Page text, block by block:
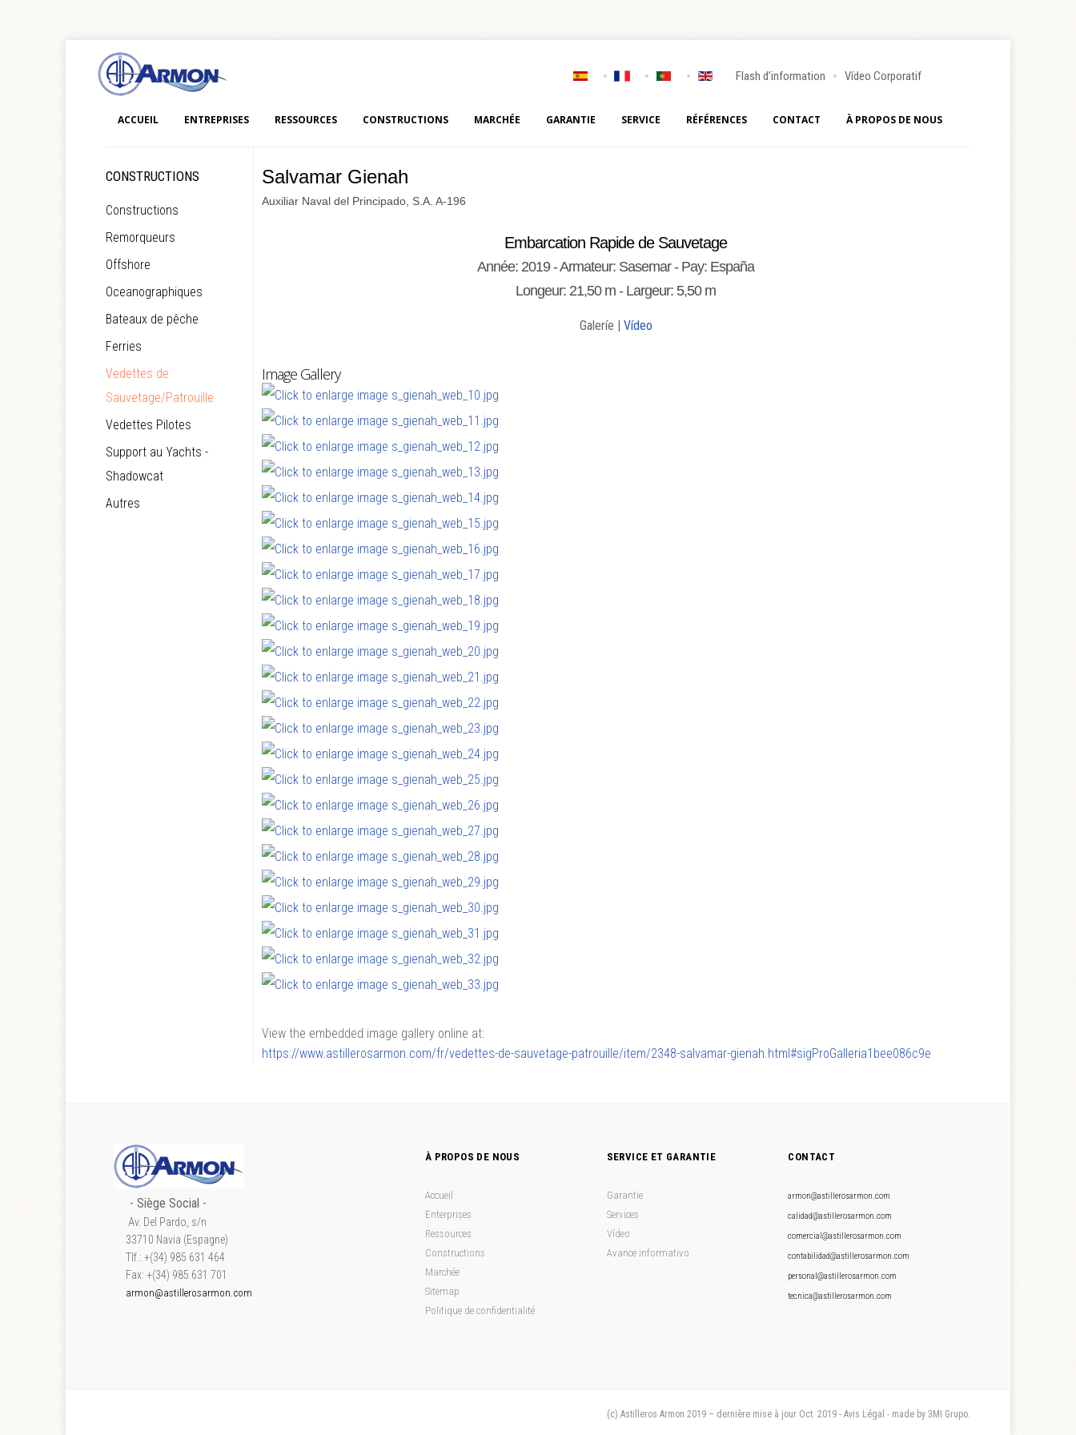
Flash d’information Vídeo Corporatif
ACCUEIL ENTREPRISES RESSOURCES CONSTRUCTIONS MARCHÉE GARANTIE SERVICE RÉFÉRENCES CONTACT À PROPOS DE NOUS
Salvamar Gienah
Auxiliar Naval del Principado, S.A. A-196
Embarcation Rapide de Sauvetage
Année: 2019 - Armateur: Sasemar - Pay: España
Longeur: 21,50 m - Largeur: 5,50 m
Galeríe | Vídeo
Image Gallery
View the embedded image gallery online at:
https://www.astillerosarmon.com/fr/vedettes-de-sauvetage-patrouille/item/2348-salvamar-gienah.html#sigProGalleria1bee086c9e
CONSTRUCTIONS
Constructions
Remorqueurs
Offshore
Oceanographiques
Bateaux de pêche
Ferries
Vedettes de
Sauvetage/Patrouille
Vedettes Pilotes
Support au Yachts -
Shadowcat
Autres
- Siège Social -
Av. Del Pardo, s/n
33710 Navia (Espagne)
Tlf.: +(34) 985 631 464
Fax: +(34) 985 631 701
armon@astillerosarmon.com
À PROPOS DE NOUS
Accueil
Enterprises
Ressources
Constructions
Marchée
Sitemap
Politique de confidentialité
SERVICE ET GARANTIE
Garantie
Services
Vídeo
Avance informativo
CONTACT
armon@astillerosarmon.com
calidad@astillerosarmon.com
comercial@astillerosarmon.com
contabilidad@astillerosarmon.com
personal@astillerosarmon.com
tecnica@astillerosarmon.com
(c) Astilleros Armon 2019 – dernière mise à jour Oct. 2019 - Avis Légal - made by 3MI Grupo.